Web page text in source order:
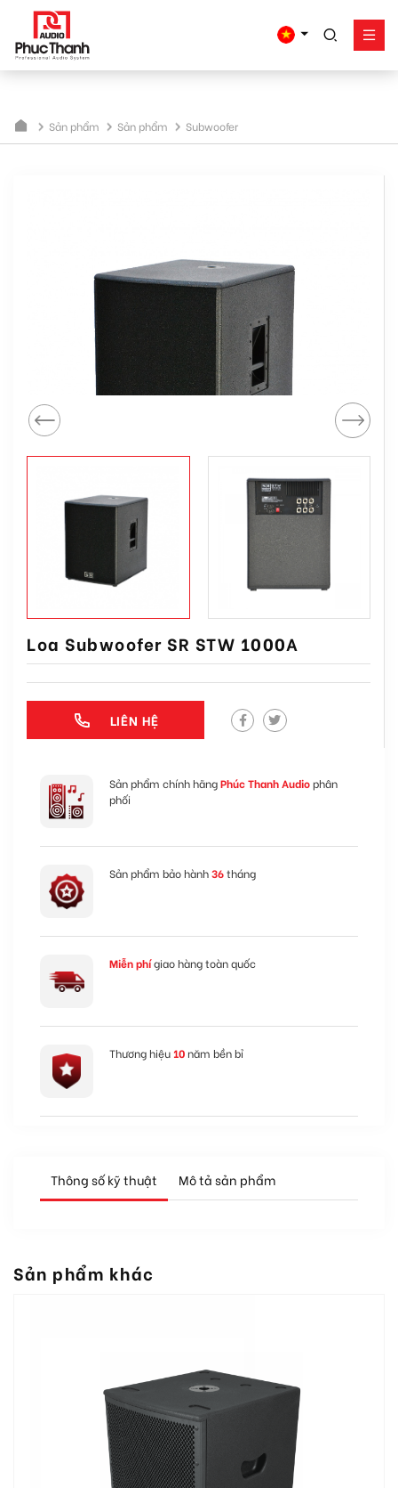
google-site-
verification=yz2nPeAgpmlr59pferIuX8UyGk4jogeTFsPvrVpGyHo
Liên hệ
Tel: 0934635766
0909360466
0913346347
0838558833
Email:info@phucthanhaudio.vn
Sản phẩm Sản phẩm Subwoofer
Loa Subwoofer SR STW 1000A
LIÊN HỆ
Sản phẩm chính hãngPhúc Thanh Audio phân
phối
Sản phẩm bảo hành36tháng
Miễn phígiao hàng toàn quốc
Thương hiệu 10 năm bền bỉ
Thông số kỹ thuật Mô tả sản phẩm
Sản phẩm khác